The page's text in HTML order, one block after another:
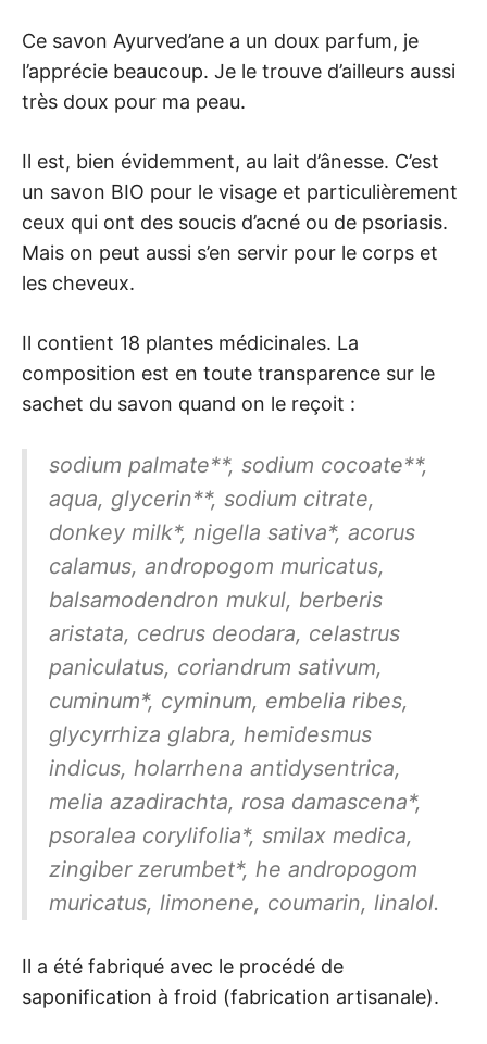
Ce savon Ayurved’ane a un doux parfum, je
l’apprécie beaucoup. Je le trouve d’ailleurs aussi
très doux pour ma peau.
Il est, bien évidemment, au lait d’ânesse. C’est
un savon BIO pour le visage et particulièrement
ceux qui ont des soucis d’acné ou de psoriasis.
Mais on peut aussi s’en servir pour le corps et
les cheveux.
Il contient 18 plantes médicinales. La
composition est en toute transparence sur le
sachet du savon quand on le reçoit :
sodium palmate**, sodium cocoate**,
aqua, glycerin**, sodium citrate,
donkey milk*, nigella sativa*, acorus
calamus, andropogom muricatus,
balsamodendron mukul, berberis
aristata, cedrus deodara, celastrus
paniculatus, coriandrum sativum,
cuminum*, cyminum, embelia ribes,
glycyrrhiza glabra, hemidesmus
indicus, holarrhena antidysentrica,
melia azadirachta, rosa damascena*,
psoralea corylifolia*, smilax medica,
zingiber zerumbet*, he andropogom
muricatus, limonene, coumarin, linalol.
Il a été fabriqué avec le procédé de
saponification à froid (fabrication artisanale).